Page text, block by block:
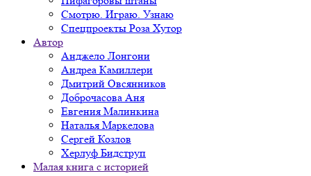
Смотрю. Играю. Узнаю
Спецпроекты Роза Хутор
Автор
Анджело Лонгони
Андреа Камиллери
Дмитрий Овсянников
Доброчасова Аня
Евгения Малинкина
Наталья Маркелова
Сергей Козлов
Херлуф Бидструп
Малая книга с историей